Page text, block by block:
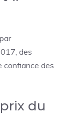
des
confiance des
du